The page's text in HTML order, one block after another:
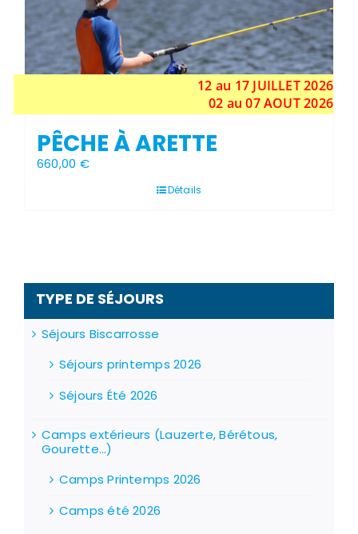
12 au 17 JUILLET2026
02 au 07 AOUT 2026
PÊCHE À ARETTE
660,00 €
Détails
TYPE DE SÉJOURS
Séjours Biscarrosse
Séjours printemps 2026
Séjours Été 2026
Camps extérieurs (Lauzerte, Bérétous,
Gourette...)
Camps Printemps 2026
Camps été 2026